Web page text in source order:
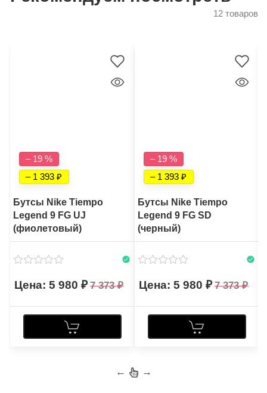
12 товаров
– 19 %
– 1 393
Бутсы Nike Tiempo
Legend 9 FG UJ
(фиолетовый)
5 980 7 373
– 19 %
– 1 393
Бутсы Nike Tiempo
Legend 9 FG SD
(черный)
5 980 7 373
← →